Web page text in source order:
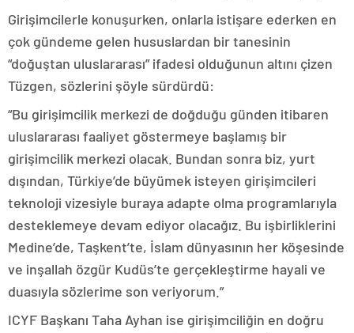
Girişimcilerle konuşurken, onlarla istişare ederken en
çok gündeme gelen hususlardan bir tanesinin
“doğuştan uluslararası” ifadesi olduğunun altını çizen
Tüzgen, sözlerini şöyle sürdürdü:
“Bu girişimcilik merkezi de doğduğu günden itibaren
uluslararası faaliyet göstermeye başlamış bir
girişimcilik merkezi olacak. Bundan sonra biz, yurt
dışından, Türkiye’de büyümek isteyen girişimcileri
teknoloji vizesiyle buraya adapte olma programlarıyla
desteklemeye devam ediyor olacağız. Bu işbirliklerini
Medine’de, Taşkent’te, İslam dünyasının her köşesinde
ve inşallah özgür Kudüs’te gerçekleştirme hayali ve
duasıyla sözlerime son veriyorum.”
ICYF Başkanı Taha Ayhan ise girişimciliğin en doğru